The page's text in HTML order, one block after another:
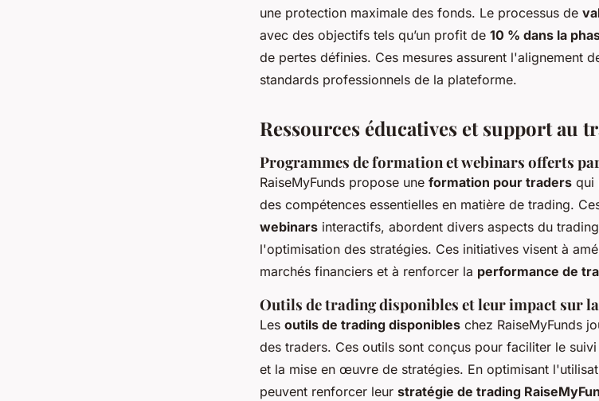
une protection maximale des fonds. Le processus de
avec des objectifs tels qu’un profit de 10 % dans la
de pertes définies. Ces mesures assurent l'alignement
standards professionnels de la plateforme.
Ressources éducatives et support au
Programmes de formation et webinars offerts
RaiseMyFunds propose une formation pour traders qui
des compétences essentielles en matière de trading.
webinars interactifs, abordent divers aspects du
l'optimisation des stratégies. Ces initiatives visent à
marchés financiers et à renforcer la performance de
Outils de trading disponibles et leur impact sur
Les outils de trading disponibles chez RaiseMyFunds
des traders. Ces outils sont conçus pour faciliter le
et la mise en œuvre de stratégies. En optimisant
peuvent renforcer leur stratégie de trading